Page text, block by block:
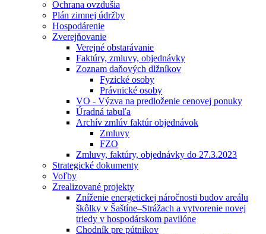
Ochrana ovzdušia
Plán zimnej údržby
Hospodárenie
Zverejňovanie
Verejné obstarávanie
Faktúry, zmluvy, objednávky
Zoznam daňových dlžníkov
Fyzické osoby
Právnické osoby
VO - Výzva na predloženie cenovej ponuky
Úradná tabuľa
Archív zmlúv faktúr objednávok
Zmluvy
FZO
Zmluvy, faktúry, objednávky do 27.3.2023
Strategické dokumenty
Voľby
Zrealizované projekty
Zníženie energetickej náročnosti budov areálu
škôlky v Šaštíne–Strážach a vytvorenie novej
triedy v hospodárskom pavilóne
Chodník pre pútnikov